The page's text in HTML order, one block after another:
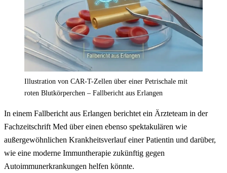
Illustration von CAR-T-Zellen über einer Petrischale mit
roten Blutkörperchen – Fallbericht aus Erlangen
In einem Fallbericht aus Erlangen berichtet ein Ärzteteam in der
Fachzeitschrift Med über einen ebenso spektakulären wie
außergewöhnlichen Krankheitsverlauf einer Patientin und darüber,
wie eine moderne Immuntherapie zukünftig gegen
Autoimmunerkrankungen helfen könnte.